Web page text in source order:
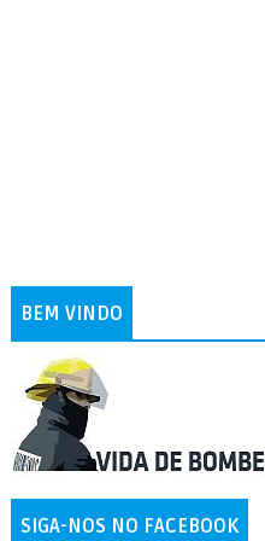
BEM VINDO
SIGA-NOS NO FACEBOOK